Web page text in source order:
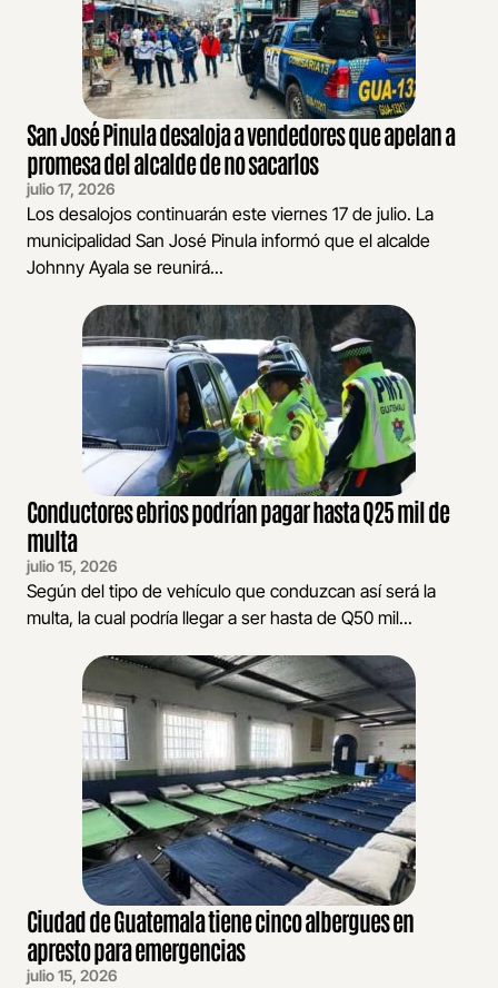
San José Pinula desaloja a vendedores que apelan a
promesa del alcalde de no sacarlos
julio 17, 2026
Los desalojos continuarán este viernes 17 de julio. La
municipalidad San José Pinula informó que el alcalde
Johnny Ayala se reunirá...
Conductores ebrios podrían pagar hasta Q25 mil de
multa
julio 15, 2026
Según del tipo de vehículo que conduzcan así será la
multa, la cual podría llegar a ser hasta de Q50 mil...
Ciudad de Guatemala tiene cinco albergues en
apresto para emergencias
julio 15, 2026